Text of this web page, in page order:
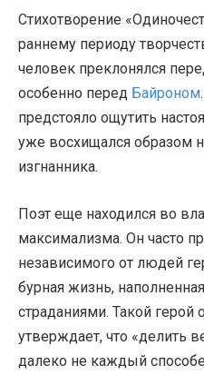
Стихотворение
раннему периоду
человек преклонялся
особенно перед Байроном
предстояло ощутить
уже восхищался образом
изгнанника.
Поэт еще находился во
максимализма. Он часто
независимого от людей
бурная жизнь,
страданиями. Такой герой
утверждает, что «делить
далеко не каждый